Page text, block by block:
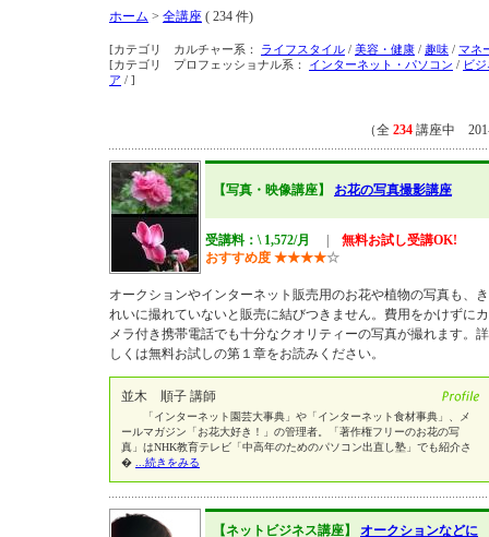
ホーム > 全講座 ( 234 件)
[カテゴリ カルチャー系： ライフスタイル / 美容・健康 / 趣味 / マネ
[カテゴリ プロフェッショナル系： インターネット・パソコン / ビ
ア / ]
（全 234 講座中
【写真・映像講座】 お花の写真撮影講座
受講料：\ 1,572/月
無料お試し受講OK!
おすすめ度 ★★★★☆
オークションやインターネット販売用のお花や植物の写真も、き
れいに撮れていないと販売に結びつきません。費用をかけずにカ
メラ付き携帯電話でも十分なクオリティーの写真が撮れます。詳
しくは無料お試しの第１章をお読みください。
並木 順子 講師
「インターネット園芸大事典」や「インターネット食材事典」、メ
ールマガジン「お花大好き！」の管理者。「著作権フリーのお花の写
真」はNHK教育テレビ「中高年のためのパソコン出直し塾」でも紹介さ
�
...続きをみる
【ネットビジネス講座】 オークションなどに